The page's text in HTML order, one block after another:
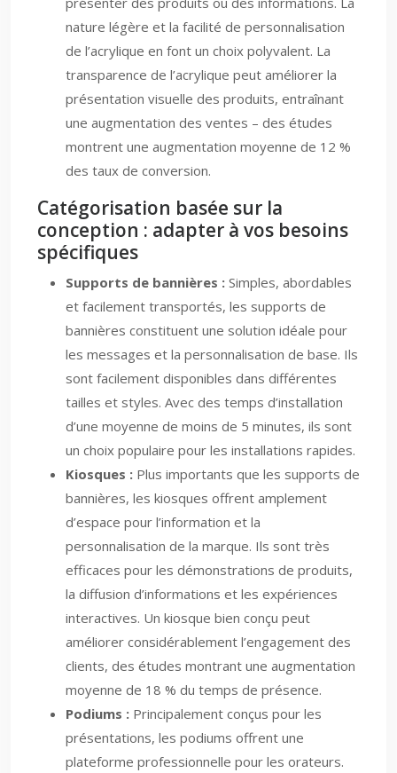
nature légère et la facilité de personnalisation
de l’acrylique en font un choix polyvalent. La
transparence de l’acrylique peut améliorer la
présentation visuelle des produits, entraînant
une augmentation des ventes – des études
montrent une augmentation moyenne de 12 %
des taux de conversion.
Catégorisation basée sur la
conception : adapter à vos besoins
spécifiques
Supports de bannières : Simples, abordables
et facilement transportés, les supports de
bannières constituent une solution idéale pour
les messages et la personnalisation de base. Ils
sont facilement disponibles dans différentes
tailles et styles. Avec des temps d’installation
d’une moyenne de moins de 5 minutes, ils sont
un choix populaire pour les installations rapides.
Kiosques : Plus importants que les supports de
bannières, les kiosques offrent amplement
d’espace pour l’information et la
personnalisation de la marque. Ils sont très
efficaces pour les démonstrations de produits,
la diffusion d’informations et les expériences
interactives. Un kiosque bien conçu peut
améliorer considérablement l’engagement des
clients, des études montrant une augmentation
moyenne de 18 % du temps de présence.
Podiums : Principalement conçus pour les
présentations, les podiums offrent une
plateforme professionnelle pour les orateurs.